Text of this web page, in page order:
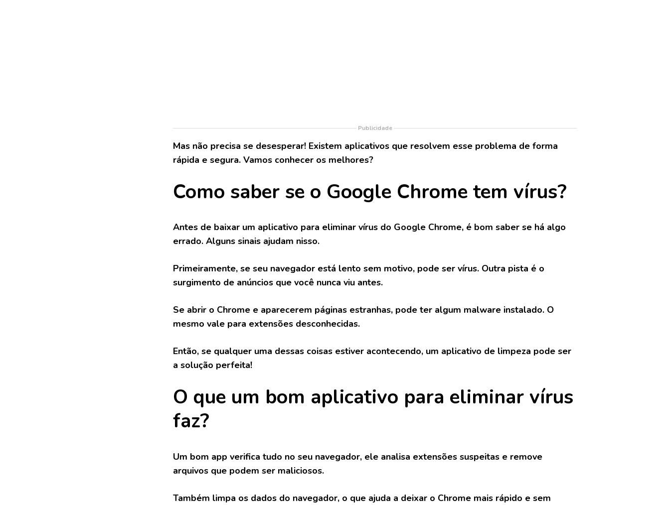
Publicidade
Mas não precisa se desesperar! Existem aplicativos que resolvem esse problema de forma
rápida e segura. Vamos conhecer os melhores?
Como saber se o Google Chrome tem vírus?
Antes de baixar um aplicativo para eliminar vírus do Google Chrome, é bom saber se há algo
errado. Alguns sinais ajudam nisso.
Primeiramente, se seu navegador está lento sem motivo, pode ser vírus. Outra pista é o
surgimento de anúncios que você nunca viu antes.
Se abrir o Chrome e aparecerem páginas estranhas, pode ter algum malware instalado. O
mesmo vale para extensões desconhecidas.
Então, se qualquer uma dessas coisas estiver acontecendo, um aplicativo de limpeza pode ser
a solução perfeita!
O que um bom aplicativo para eliminar vírus
faz?
Um bom app verifica tudo no seu navegador, ele analisa extensões suspeitas e remove
arquivos que podem ser maliciosos.
Também limpa os dados do navegador, o que ajuda a deixar o Chrome mais rápido e sem